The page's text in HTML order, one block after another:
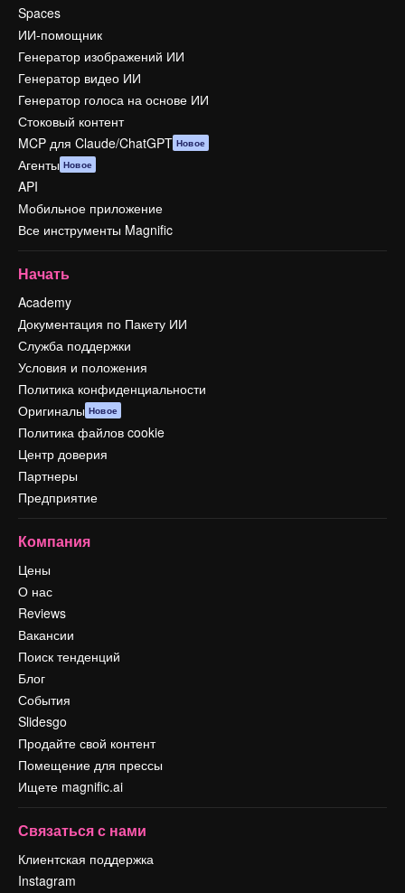
Spaces
ИИ-помощник
Генератор изображений ИИ
Генератор видео ИИ
Генератор голоса на основе ИИ
Стоковый контент
MCP для Claude/ChatGPT Новое
Агенты Новое
API
Мобильное приложение
Все инструменты Magnific
Начать
Academy
Документация по Пакету ИИ
Служба поддержки
Условия и положения
Политика конфиденциальности
Оригиналы Новое
Политика файлов cookie
Центр доверия
Партнеры
Предприятие
Компания
Цены
О нас
Reviews
Вакансии
Поиск тенденций
Блог
События
Slidesgo
Продайте свой контент
Помещение для прессы
Ищете magnific.ai
Связаться с нами
Клиентская поддержка
Instagram